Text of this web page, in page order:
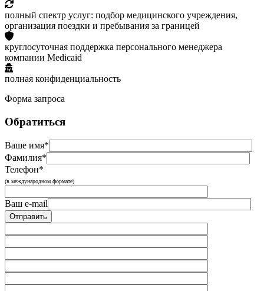
полный спектр услуг: подбор медицинского учреждения,
организация поездки и пребывания за границей
круглосуточная поддержка персонального менеджера
компании Medicaid
полная конфиденциальность
Форма запроса
Обратиться
Ваше имя*
Фамилия*
Телефон*
(в международном формате)
Ваш e-mail